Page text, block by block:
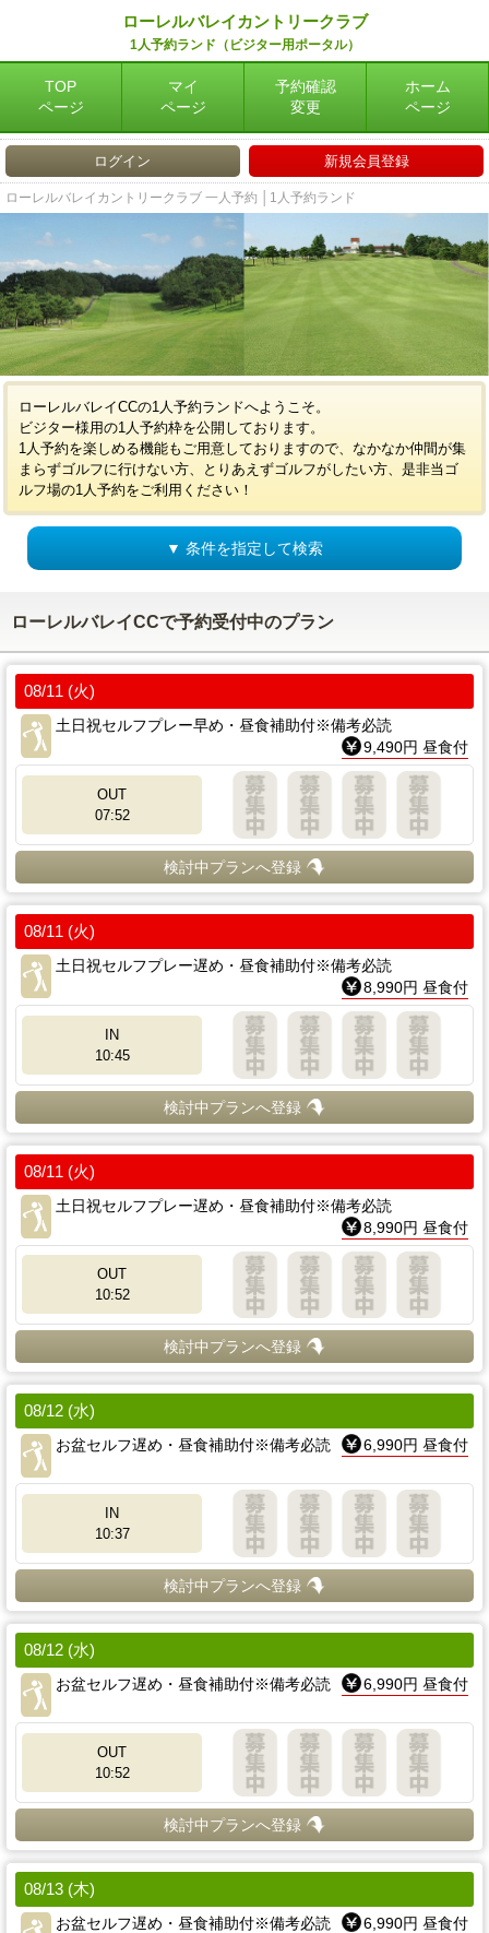
ローレルバレイカントリークラブ
1人予約ランド（ビジター用ポータル）
TOP
ページ
マイ
ページ
予約確認
変更
ホーム
ページ
ログイン 新規会員登録
ローレルバレイカントリークラブ 一人予約 │1人予約ランド
ローレルバレイCCの1人予約ランドへようこそ。
ビジター様用の1人予約枠を公開しております。
1人予約を楽しめる機能もご用意しておりますので、なかなか仲間が集
まらずゴルフに行けない方、とりあえずゴルフがしたい方、是非当ゴ
ルフ場の1人予約をご利用ください！
▼ 条件を指定して検索
ローレルバレイCCで予約受付中のプラン
08/11 (火)
土日祝セルフプレー早め・昼食補助付※備考必読
9,490円 昼食付
OUT
07:52
検討中プランへ登録
08/11 (火)
土日祝セルフプレー遅め・昼食補助付※備考必読
8,990円 昼食付
IN
10:45
検討中プランへ登録
08/11 (火)
土日祝セルフプレー遅め・昼食補助付※備考必読
8,990円 昼食付
OUT
10:52
検討中プランへ登録
08/12 (水)
お盆セルフ遅め・昼食補助付※備考必読
6,990円 昼食付
IN
10:37
検討中プランへ登録
08/12 (水)
お盆セルフ遅め・昼食補助付※備考必読
6,990円 昼食付
OUT
10:52
検討中プランへ登録
08/13 (木)
お盆セルフ遅め・昼食補助付※備考必読
6,990円 昼食付